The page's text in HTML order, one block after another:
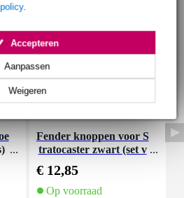
.
Weigeren
Aanpassen
Accepteren
Fender knoppen voor S
tratocaster zwart (set v
€ 12,85
Op voorraad